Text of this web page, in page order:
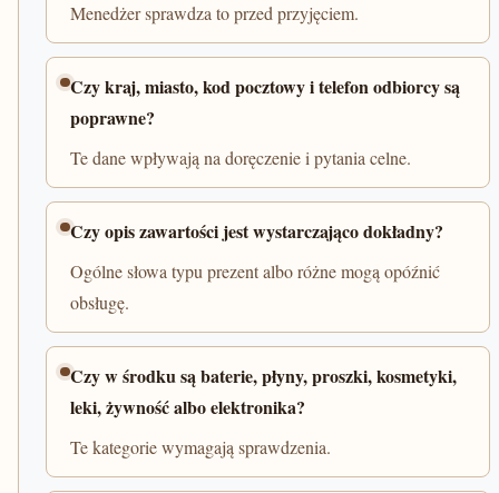
Menedżer sprawdza to przed przyjęciem.
Czy kraj, miasto, kod pocztowy i telefon odbiorcy są
poprawne?
Te dane wpływają na doręczenie i pytania celne.
Czy opis zawartości jest wystarczająco dokładny?
Ogólne słowa typu prezent albo różne mogą opóźnić
obsługę.
Czy w środku są baterie, płyny, proszki, kosmetyki,
leki, żywność albo elektronika?
Te kategorie wymagają sprawdzenia.